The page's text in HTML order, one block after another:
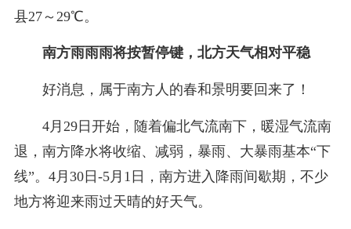
县27～29℃。
南方雨雨雨将按暂停键，北方天气相对平稳
好消息，属于南方人的春和景明要回来了！
4月29日开始，随着偏北气流南下，暖湿气流南
退，南方降水将收缩、减弱，暴雨、大暴雨基本“下
线”。4月30日-5月1日，南方进入降雨间歇期，不少
地方将迎来雨过天晴的好天气。